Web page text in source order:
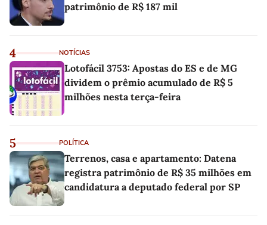
patrimônio de R$ 187 mil
4 NOTÍCIAS
Lotofácil 3753: Apostas do ES e de MG
dividem o prêmio acumulado de R$ 5
milhões nesta terça-feira
5 POLÍTICA
Terrenos, casa e apartamento: Datena
registra patrimônio de R$ 35 milhões em
candidatura a deputado federal por SP